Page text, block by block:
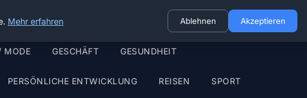
MODE GESCHÄFT GESUNDHEIT
PERSÖNLICHE ENTWICKLUNG REISEN SPORT
Mehr erfahren Ablehnen Akzeptieren